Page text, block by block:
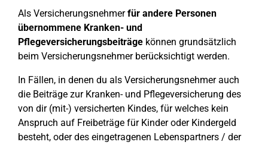
Als Versicherungsnehmerfür andere Personen
übernommene Kranken- und
Pflegeversicherungsbeiträge können grundsätzlich
beim Versicherungsnehmer berücksichtigt werden.
In Fällen, in denen du als Versicherungsnehmer auch
die Beiträge zur Kranken- und Pflegeversicherung des
von dir (mit-) versicherten Kindes, für welches kein
Anspruch auf Freibeträge für Kinder oder Kindergeld
besteht, oder des eingetragenen Lebenspartners / der